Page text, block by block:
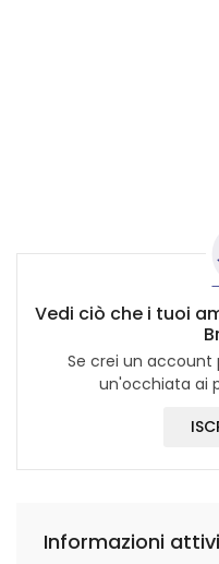
Vedi ciò che i tuoi
Se crei un account
un'occhiata ai
Informazioni